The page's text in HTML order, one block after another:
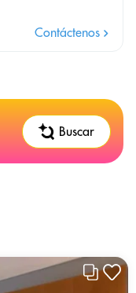
Contáctenos
Buscar